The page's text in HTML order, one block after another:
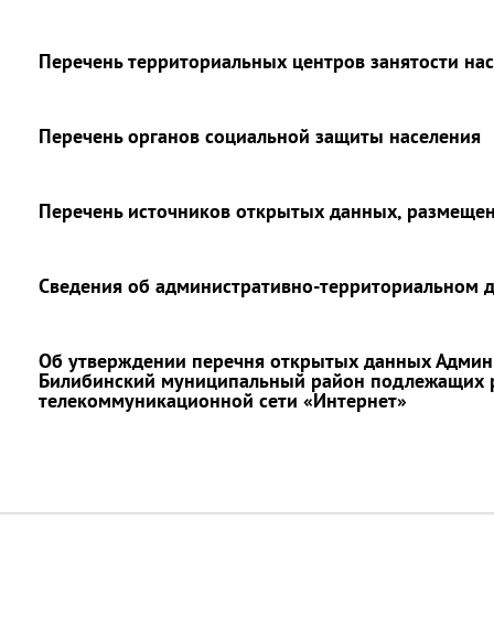
Перечень территориальных центров занятости
Перечень органов социальной защиты населения
Перечень источников открытых данных,
Сведения об административно-территориальном
Об утверждении перечня открытых данных
Билибинский муниципальный район
телекоммуникационной сети «Интернет»